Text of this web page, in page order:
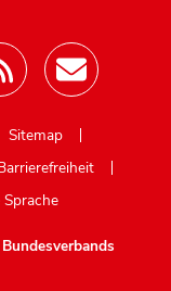
Sitemap
Sprache